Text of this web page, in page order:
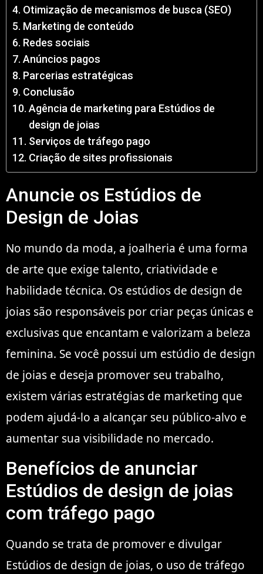
Otimização de mecanismos de busca (SEO)
Marketing de conteúdo
Redes sociais
Anúncios pagos
Parcerias estratégicas
Conclusão
Agência de marketing para Estúdios de
design de joias
Serviços de tráfego pago
Criação de sites profissionais
Anuncie os Estúdios de
Design de Joias
No mundo da moda, a joalheria é uma forma
de arte que exige talento, criatividade e
habilidade técnica. Os estúdios de design de
joias são responsáveis por criar peças únicas e
exclusivas que encantam e valorizam a beleza
feminina. Se você possui um estúdio de design
de joias e deseja promover seu trabalho,
existem várias estratégias de marketing que
podem ajudá-lo a alcançar seu público-alvo e
aumentar sua visibilidade no mercado.
Benefícios de anunciar
Estúdios de design de joias
com tráfego pago
Quando se trata de promover e divulgar
Estúdios de design de joias, o uso de tráfego